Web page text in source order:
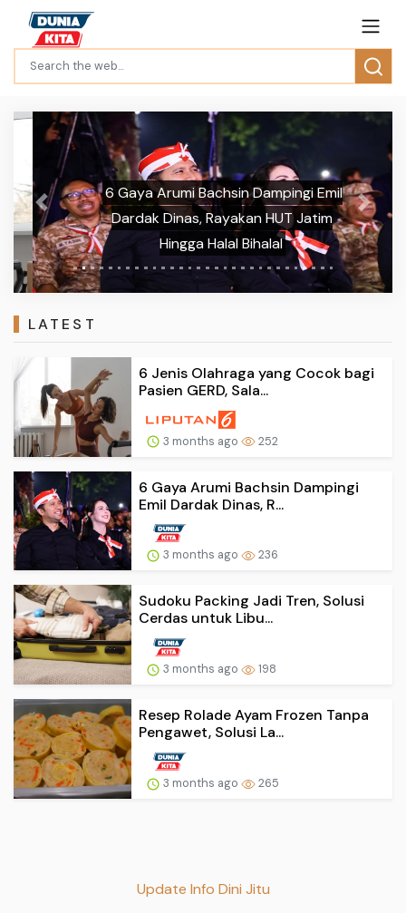
6 Gaya Arumi Bachsin Dampingi Emil
Dardak Dinas, Rayakan HUT Jatim
Hingga Halal Bihalal
Previous Next
LATEST
6 Jenis Olahraga yang Cocok bagi
Pasien GERD, Sala...
3 months ago 252
6 Gaya Arumi Bachsin Dampingi
Emil Dardak Dinas, R...
3 months ago 236
Sudoku Packing Jadi Tren, Solusi
Cerdas untuk Libu...
3 months ago 198
Resep Rolade Ayam Frozen Tanpa
Pengawet, Solusi La...
3 months ago 265
Update Info Dini Jitu